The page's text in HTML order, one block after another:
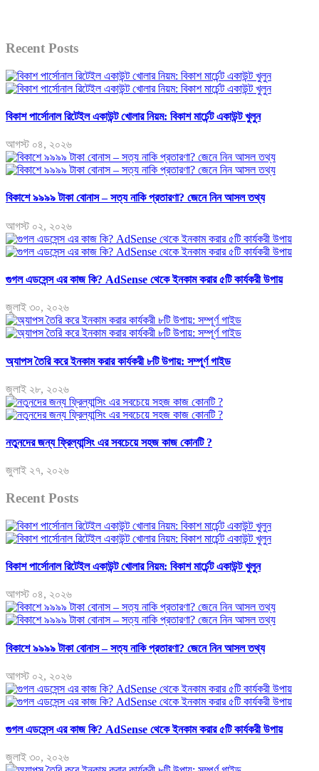
Recent Posts
বিকাশ পার্সোনাল রিটেইল একাউন্ট খোলার নিয়ম: বিকাশ মার্চেন্ট একাউন্ট খুলুন
আগস্ট ০৪, ২০২৬
বিকাশে ৯৯৯৯ টাকা বোনাস – সত্য নাকি প্রতারণা? জেনে নিন আসল তথ্য
আগস্ট ০২, ২০২৬
গুগল এডসেন্স এর কাজ কি? AdSense থেকে ইনকাম করার ৫টি কার্যকরী উপায়
জুলাই ৩০, ২০২৬
অ্যাপস তৈরি করে ইনকাম করার কার্যকরী ৮টি উপায়: সম্পূর্ণ গাইড
জুলাই ২৮, ২০২৬
নতুনদের জন্য ফ্রিল্যান্সিং এর সবচেয়ে সহজ কাজ কোনটি ?
জুলাই ২৭, ২০২৬
Recent Posts
বিকাশ পার্সোনাল রিটেইল একাউন্ট খোলার নিয়ম: বিকাশ মার্চেন্ট একাউন্ট খুলুন
আগস্ট ০৪, ২০২৬
বিকাশে ৯৯৯৯ টাকা বোনাস – সত্য নাকি প্রতারণা? জেনে নিন আসল তথ্য
আগস্ট ০২, ২০২৬
গুগল এডসেন্স এর কাজ কি? AdSense থেকে ইনকাম করার ৫টি কার্যকরী উপায়
জুলাই ৩০, ২০২৬